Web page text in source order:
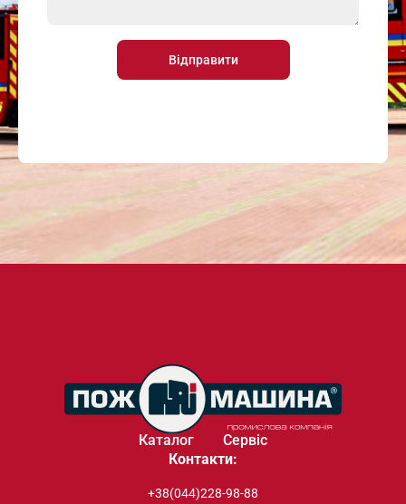
Відправити
Каталог
Сервіс
Контакти:
+38(044)228-98-88